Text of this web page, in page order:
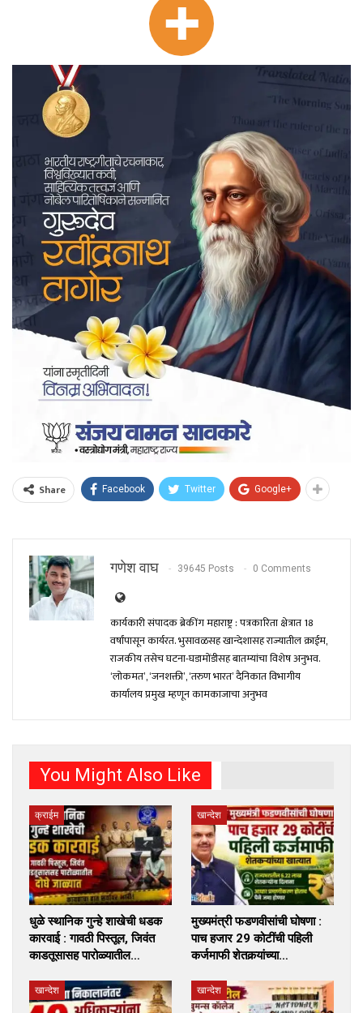
Share Facebook Twitter Google+
गणेश वाघ 39645 Posts 0 Comments
कार्यकारी संपादक ब्रेकींग महाराष्ट्र : पत्रकारिता क्षेत्रात 18
वर्षांपासून कार्यरत. भुसावळसह खान्देशासह राज्यातील क्राईम,
राजकीय तसेच घटना-घडामोंडीसह बातम्यांचा विशेष अनुभव.
‘लोकमत’, ‘जनशक्ती’, ‘तरुण भारत’ दैनिकात विभागीय
कार्यालय प्रमुख म्हणून कामकाजाचा अनुभव
You Might Also Like
क्राईम
धुळे स्थानिक गुन्हे शाखेची धडक
कारवाई : गावठी पिस्तूल, जिवंत
काडतूसासह पारोळ्यातील…
खान्देश
मुख्यमंत्री फडणवीसांची घोषणा :
पाच हजार 29 कोटींची पहिली
कर्जमाफी शेतकर्‍यांच्या…
खान्देश खान्देश